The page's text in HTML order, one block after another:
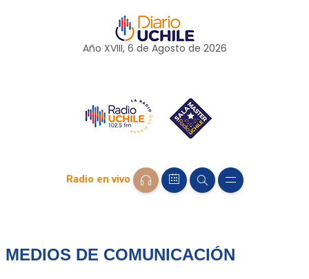
Año XVIII, 6 de Agosto de 2026
Radio en vivo
MEDIOS DE COMUNICACIÓN